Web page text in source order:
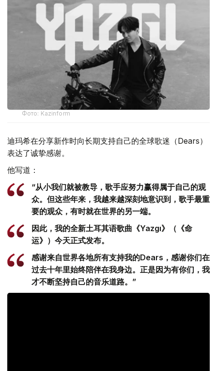
Фото: Kazinform
迪玛希在分享新作时向长期支持自己的全球歌迷（Dears）
表达了诚挚感谢。
他写道：
“从小我们就被教导，歌手应努力赢得属于自己的观
众。但这些年来，我越来越深刻地意识到，歌手最重
要的观众，有时就在世界的另一端。
因此，我的全新土耳其语歌曲《Yazgı》（《命
运》）今天正式发布。
感谢来自世界各地所有支持我的Dears，感谢你们在
过去十年里始终陪伴在我身边。正是因为有你们，我
才不断坚持自己的音乐道路。”